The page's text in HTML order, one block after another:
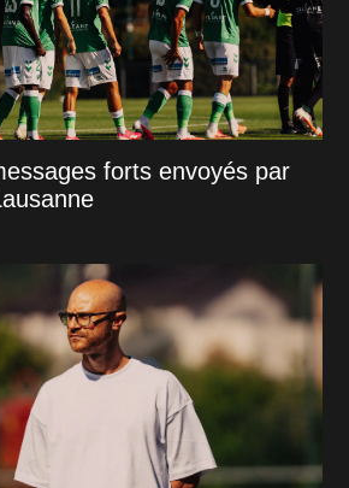
forts envoyés par